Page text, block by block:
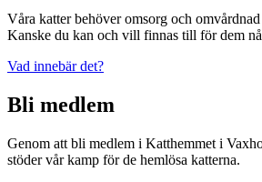
Våra katter behöver omsorg och
Kanske du kan och vill finnas till för dem
Vad innebär det?
Bli medlem
Genom att bli medlem i Katthemmet i
stöder vår kamp för de hemlösa katterna.